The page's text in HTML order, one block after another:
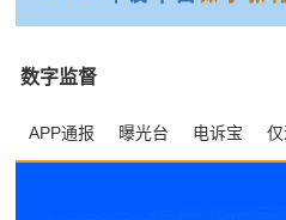
数字监督
电诉宝
曝光台
APP通报